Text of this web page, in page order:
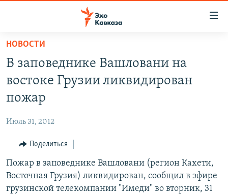
Вернуться
основному
содержанию
главной
Вернутся
поиску
ВЕСЬ КАВКАЗ
СЕВЕРНЫЙ КАВКАЗ
АРМЕНИЯ
АЗЕРБАЙДЖАН
ТЕМЫ
ПОЛИТИКА
ЭКОНОМИКА
РУБРИКИ
НЕКРУГЛЫЙ СТОЛ
МУЛЬТИМЕДИА
НОВОСТИ
В заповеднике Вашловани на
востоке Грузии ликвидирован
пожар
Июль 31, 2012
Поделиться
Пожар в заповеднике Вашловани (регион Кахети,
Восточная Грузия) ликвидирован, сообщил в эфире
грузинской телекомпании "Имеди" во вторник, 31